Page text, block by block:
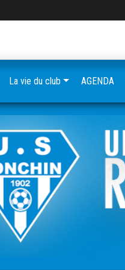
La vie du club AGENDA